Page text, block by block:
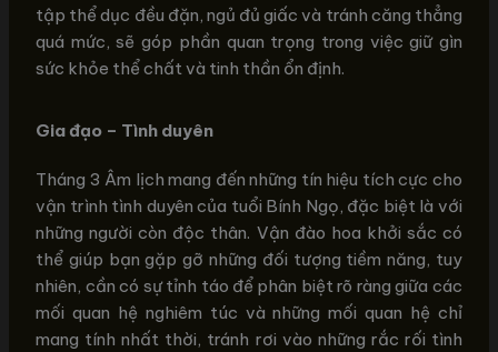
tập thể dục đều đặn, ngủ đủ giấc và tránh căng thẳng
quá mức, sẽ góp phần quan trọng trong việc giữ gìn
sức khỏe thể chất và tinh thần ổn định.
Gia đạo – Tình duyên
Tháng 3 Âm lịch mang đến những tín hiệu tích cực cho
vận trình tình duyên của tuổi Bính Ngọ, đặc biệt là với
những người còn độc thân. Vận đào hoa khởi sắc có
thể giúp bạn gặp gỡ những đối tượng tiềm năng, tuy
nhiên, cần có sự tỉnh táo để phân biệt rõ ràng giữa các
mối quan hệ nghiêm túc và những mối quan hệ chỉ
mang tính nhất thời, tránh rơi vào những rắc rối tình